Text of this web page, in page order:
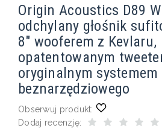
Origin Acoustics D89 W
odchylany głośnik
8″ wooferem z Kevlaru,
opatentowanym
oryginalnym
beznarzędziowego
Obserwuj produkt:
Dodaj recenzję: